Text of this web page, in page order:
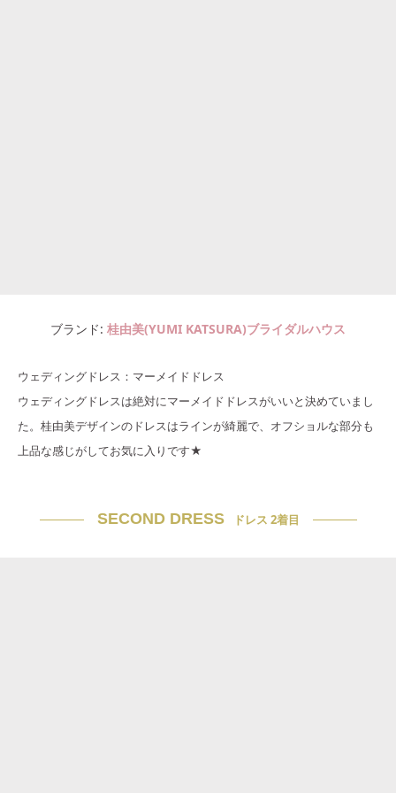
ブランド 桂由美(YUMI KATSURA)ブライダルハウス
ウェディングドレス：マーメイドドレス
ウェディングドレスは絶対にマーメイドドレスがいいと決めていまし
た。桂由美デザインのドレスはラインが綺麗で、オフショルな部分も
上品な感じがしてお気に入りです★
SECOND DRESS ドレス 2着目